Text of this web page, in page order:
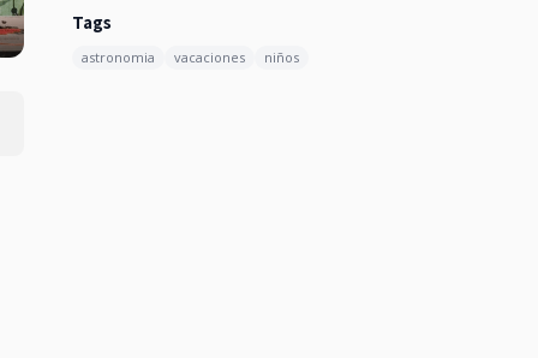
Tags
astronomia vacaciones niños